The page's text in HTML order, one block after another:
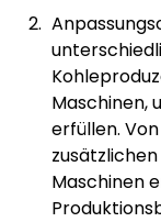
Maschinen,
erfüllen.
Maschinen